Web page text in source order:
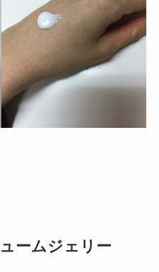
ームジェリー